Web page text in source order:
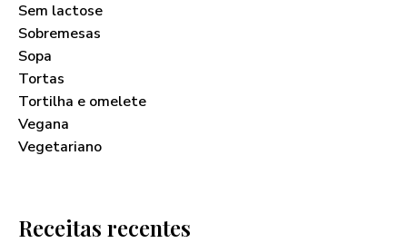
Sem lactose
Sobremesas
Sopa
Tortas
Tortilha e omelete
Vegana
Vegetariano
Receitas recentes